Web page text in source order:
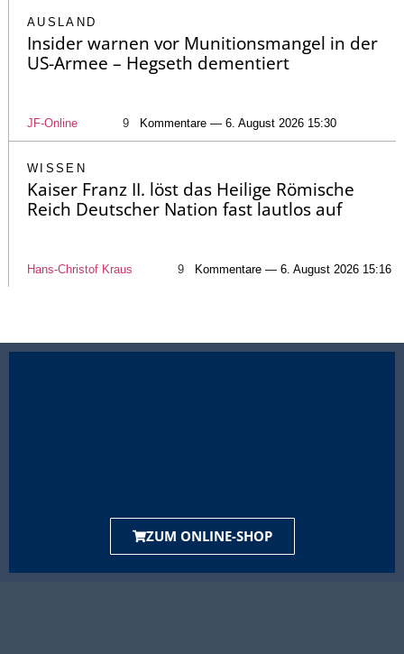
AUSLAND
Insider warnen vor Munitionsmangel in der
US-Armee – Hegseth dementiert
JF-Online 9 Kommentare — 6. August 2026 15:30
WISSEN
Kaiser Franz II. löst das Heilige Römische
Reich Deutscher Nation fast lautlos auf
Hans-Christof Kraus 9 Kommentare — 6. August 2026 15:16
ZUM ONLINE-SHOP